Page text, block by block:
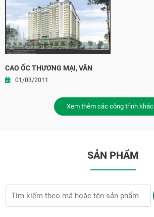
CAO ỐC THƯƠNG MẠI, VĂN
PHÒNG VÀ CĂN HỘ LONG
01/03/2011
Xem thêm các công trình khác
SẢN PHẨM